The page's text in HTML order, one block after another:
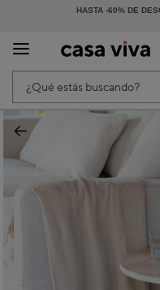
-15% EXTRA EN MUEBLES DE
HASTA -60% DE
¿Qué estás buscando?